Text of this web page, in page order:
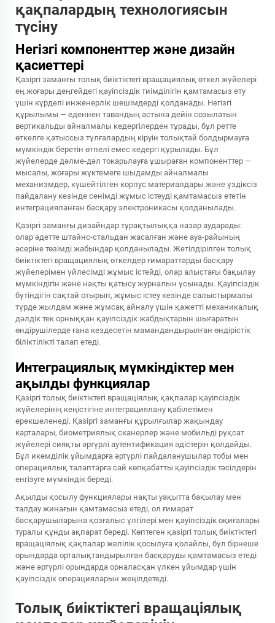
қақпалардың технологиясын
түсіну
Негізгі компоненттер және дизайн
қасиеттері
Қазіргі заманғы толық биіктіктегі вращациялық өткел жүйелері
ең жоғары деңгейдегі қауіпсіздік тиімділігін қамтамасыз ету
үшін күрделі инженерлік шешімдерді қолданады. Негізгі
құрылымы — еденнен тавандың астына дейін созылатын
вертикальды айналмалы кедергілерден тұрады, бұл ретте
өткелге қатыссыз тұлғалардың кіруін толықтай болдырмауға
мүмкіндік беретін өтпелі емес кедергі құрылады. Бұл
жүйелерде дәлме-дәл токарьлауға ұшыраған компоненттер —
мысалы, жоғары жүктемеге шыдамды айналмалы
механизмдер, күшейтілген корпус материалдары және үздіксіз
пайдалану кезінде сенімді жұмыс істеуді қамтамасыз ететін
интеграцияланған басқару электроникасы қолданылады.
Қазіргі заманғы дизайндар тұрақтылыққа назар аударады:
олар әдетте штайнс-стальдан жасалған және ауа-райының
әсеріне төзімді жабындар қолданылады. Жетілдірілген толық
биіктіктегі вращациялық өткелдер ғимараттарды басқару
жүйелерімен үйлесімді жұмыс істейді, олар алыстағы бақылау
мүмкіндігін және нақты қатысу журналын ұсынады. Қауіпсіздік
бүтіндігін сақтай отырып, жұмыс істеу кезінде салыстырмалы
түрде жылдам және жұмсақ айналу үшін қажетті механикалық
дәлдік тек орныққан қауіпсіздік жабдықтарын шығаратын
өндірушілерде ғана кездесетін мамандандырылған өндірістік
біліктілікті талап етеді.
Интеграциялық мүмкіндіктер мен
ақылды функциялар
Қазіргі толық биіктіктегі вращаціялық қақпалар қауіпсіздік
жүйелерінің кеңістігіне интеграциялану қабілетімен
ерекшеленеді. Қазіргі заманғы құрылғылар жақындау
карталары, биометриялық сканерлер және мобильді рұқсат
жүйелері сияқты әртүрлі аутентификация әдістерін қолдайды.
Бұл икемділік ұйымдарға әртүрлі пайдаланушылар тобы мен
операциялық талаптарға сай көпқабатты қауіпсіздік тәсілдерін
енгізуге мүмкіндік береді.
Ақылды қосылу функциялары нақты уақытта бақылау мен
талдау жинағын қамтамасыз етеді, ол ғимарат
басқарушыларына қозғалыс үлгілері мен қауіпсіздік оқиғалары
туралы құнды ақпарат береді. Көптеген қазіргі толық биіктіктегі
вращаціялық қақпалар желілік қосылуға қолайлы, бұл бірнеше
орындарда орталықтандырылған басқаруды қамтамасыз етеді
және әртүрлі орындарда орналасқан үлкен ұйымдар үшін
қауіпсіздік операцияларын жеңілдетеді.
Толық биіктіктегі вращаціялық